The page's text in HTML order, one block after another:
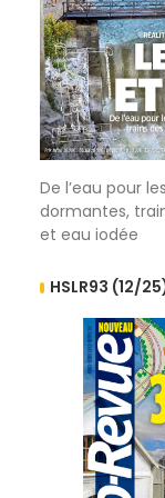
De l’eau pour
dormantes,
et eau iodée
HSLR93 (12/